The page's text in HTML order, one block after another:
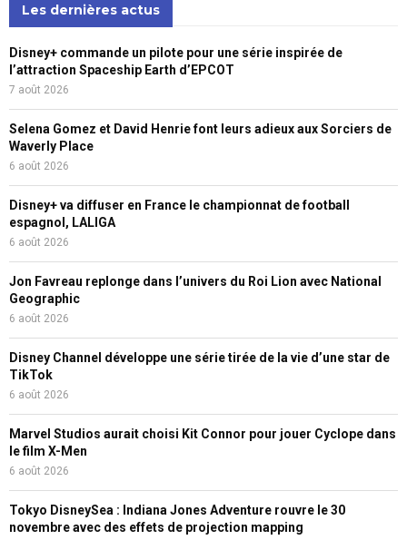
Les dernières actus
Disney+ commande un pilote pour une série inspirée de
l’attraction Spaceship Earth d’EPCOT
7 août 2026
Selena Gomez et David Henrie font leurs adieux aux Sorciers de
Waverly Place
6 août 2026
Disney+ va diffuser en France le championnat de football
espagnol, LALIGA
6 août 2026
Jon Favreau replonge dans l’univers du Roi Lion avec National
Geographic
6 août 2026
Disney Channel développe une série tirée de la vie d’une star de
TikTok
6 août 2026
Marvel Studios aurait choisi Kit Connor pour jouer Cyclope dans
le film X-Men
6 août 2026
Tokyo DisneySea : Indiana Jones Adventure rouvre le 30
novembre avec des effets de projection mapping